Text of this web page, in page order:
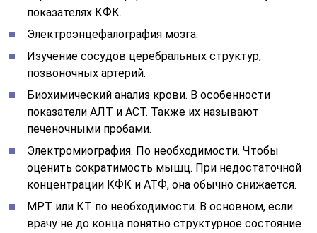
показателях КФК.
Электроэнцефалография мозга.
Изучение сосудов церебральных структур,
позвоночных артерий.
Биохимический анализ крови. В особенности
показатели АЛТ и АСТ. Также их называют
печеночными пробами.
Электромиография. По необходимости. Чтобы
оценить сократимость мышц. При недостаточной
концентрации КФК и АТФ, она обычно снижается.
МРТ или КТ по необходимости. В основном, если
врачу не до конца понятно структурное состояние